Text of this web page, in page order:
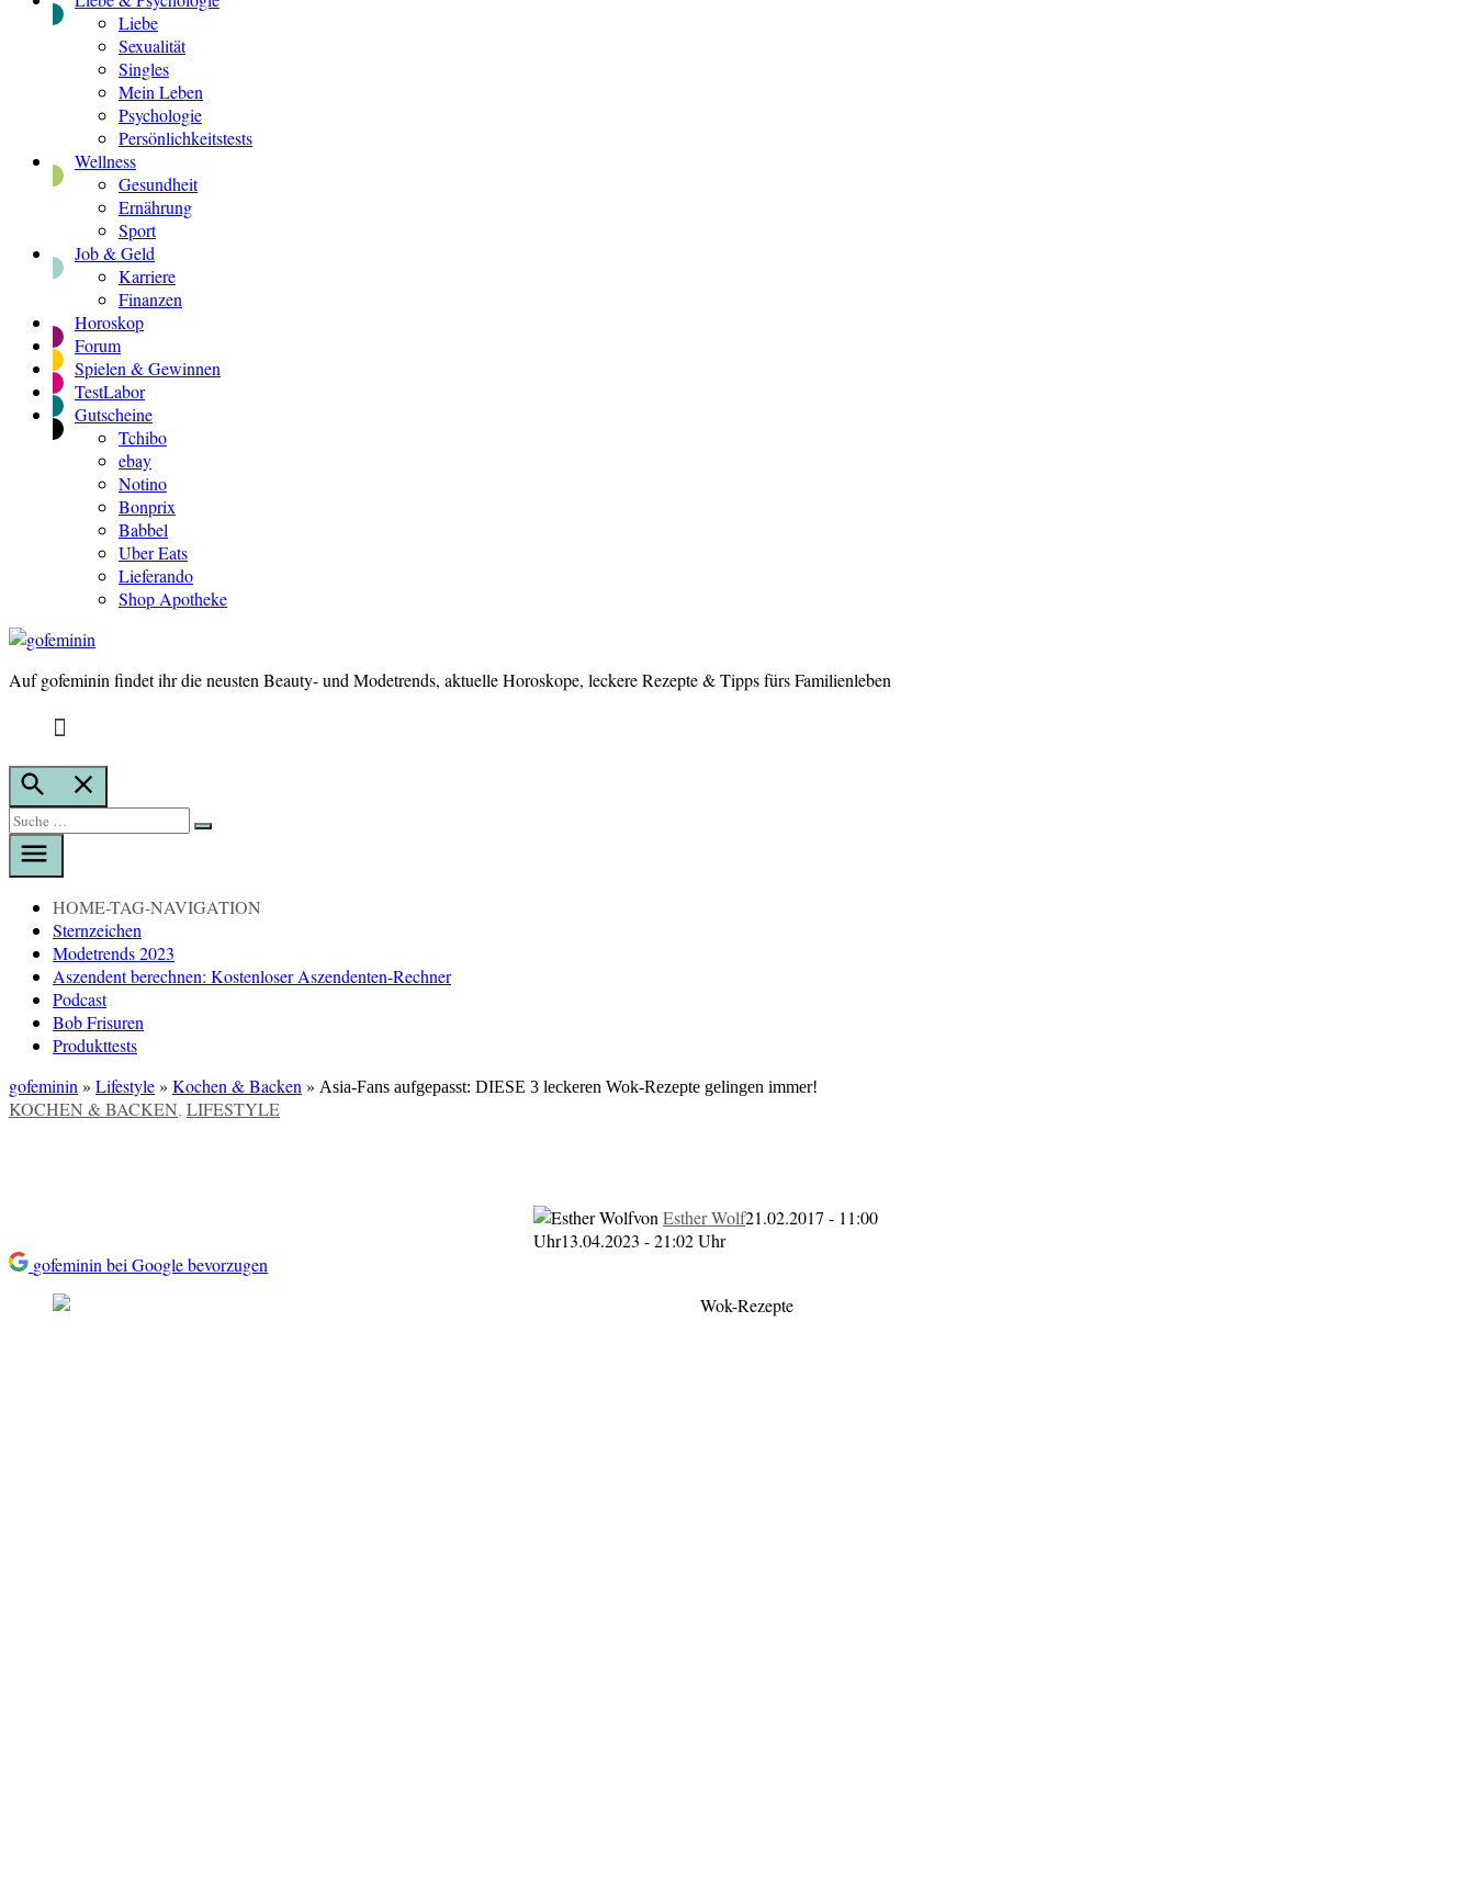
Liebe
Sexualität
Singles
Mein Leben
Psychologie
Persönlichkeitstests
Wellness
Gesundheit
Ernährung
Sport
Job & Geld
Karriere
Finanzen
Horoskop
Forum
Spielen & Gewinnen
TestLabor
Gutscheine
Tchibo
ebay
Notino
Bonprix
Babbel
Uber Eats
Lieferando
Shop Apotheke
gofeminin
Auf gofeminin findet ihr die neusten Beauty- und Modetrends, aktuelle Horoskope, leckere Rezepte & Tipps fürs Familienleben
Suche
öffnen
Suche
nach:
Suche
HOME-TAG-NAVIGATION
Sternzeichen
Modetrends 2023
Aszendent berechnen: Kostenloser Aszendenten-Rechner
Podcast
Bob Frisuren
Produkttests
gofeminin » Lifestyle» Kochen & Backen » Asia-Fans aufgepasst: DIESE 3 leckeren Wok-Rezepte gelingen immer!
VERÖFFENTLICHT
KOCHEN & BACKEN, LIFESTYLE
von Esther Wolf21.02.2017 - 11:00
Uhr13.04.2023 - 21:02 Uhr
gofeminin bei Google bevorzugen